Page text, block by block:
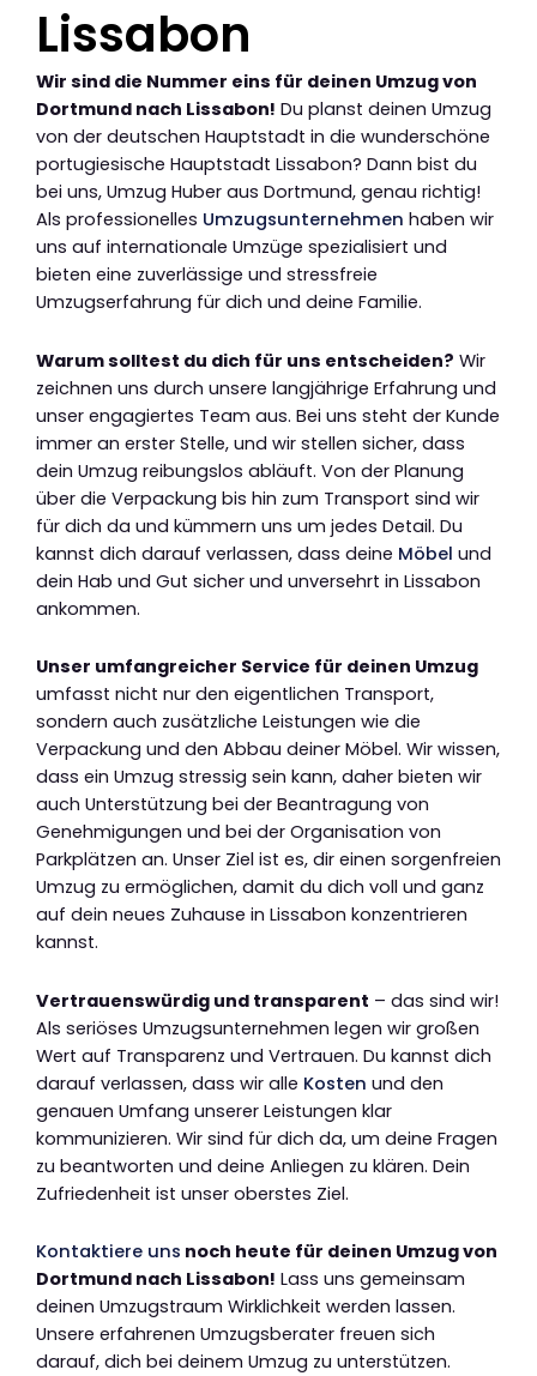
Lissabon
Wir sind die Nummer eins für deinen Umzug von
Dortmund nach Lissabon! Du planst deinen Umzug
von der deutschen Hauptstadt in die wunderschöne
portugiesische Hauptstadt Lissabon? Dann bist du
bei uns, Umzug Huber aus Dortmund, genau richtig!
Als professionelles Umzugsunternehmen haben wir
uns auf internationale Umzüge spezialisiert und
bieten eine zuverlässige und stressfreie
Umzugserfahrung für dich und deine Familie.
Warum solltest du dich für uns entscheiden? Wir
zeichnen uns durch unsere langjährige Erfahrung und
unser engagiertes Team aus. Bei uns steht der Kunde
immer an erster Stelle, und wir stellen sicher, dass
dein Umzug reibungslos abläuft. Von der Planung
über die Verpackung bis hin zum Transport sind wir
für dich da und kümmern uns um jedes Detail. Du
kannst dich darauf verlassen, dass deine Möbel und
dein Hab und Gut sicher und unversehrt in Lissabon
ankommen.
Unser umfangreicher Service für deinen Umzug
umfasst nicht nur den eigentlichen Transport,
sondern auch zusätzliche Leistungen wie die
Verpackung und den Abbau deiner Möbel. Wir wissen,
dass ein Umzug stressig sein kann, daher bieten wir
auch Unterstützung bei der Beantragung von
Genehmigungen und bei der Organisation von
Parkplätzen an. Unser Ziel ist es, dir einen sorgenfreien
Umzug zu ermöglichen, damit du dich voll und ganz
auf dein neues Zuhause in Lissabon konzentrieren
kannst.
Vertrauenswürdig und transparent – das sind wir!
Als seriöses Umzugsunternehmen legen wir großen
Wert auf Transparenz und Vertrauen. Du kannst dich
darauf verlassen, dass wir alle Kosten und den
genauen Umfang unserer Leistungen klar
kommunizieren. Wir sind für dich da, um deine Fragen
zu beantworten und deine Anliegen zu klären. Dein
Zufriedenheit ist unser oberstes Ziel.
Kontaktiere uns noch heute für deinen Umzug von
Dortmund nach Lissabon! Lass uns gemeinsam
deinen Umzugstraum Wirklichkeit werden lassen.
Unsere erfahrenen Umzugsberater freuen sich
darauf, dich bei deinem Umzug zu unterstützen.